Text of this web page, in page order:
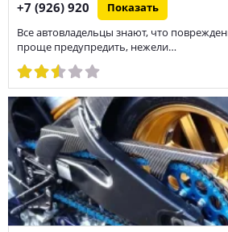
+7 (926) 920 Показать
Все автовладельцы знают, что
проще предупредить, нежели…